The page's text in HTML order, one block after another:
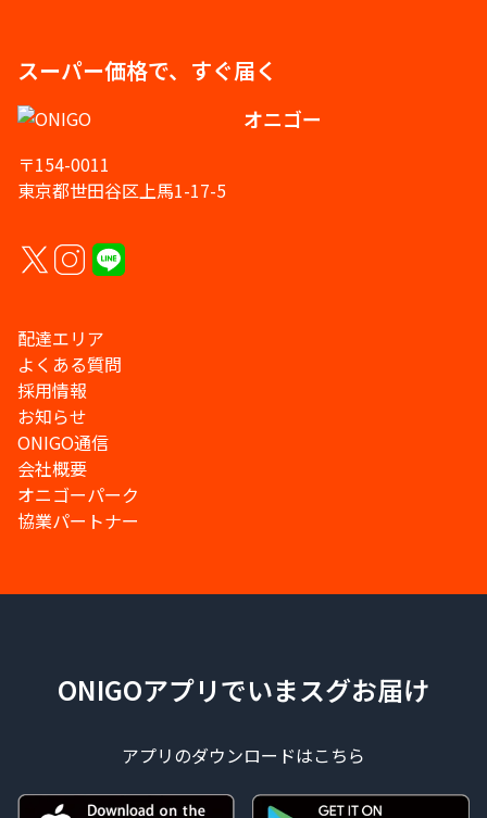
スーパー価格で、すぐ届く
オニゴー
〒154-0011
東京都世田谷区上馬1-17-5
配達エリア
よくある質問
採用情報
お知らせ
ONIGO通信
会社概要
オニゴーパーク
協業パートナー
ONIGOアプリでいまスグお届け
アプリのダウンロードはこちら